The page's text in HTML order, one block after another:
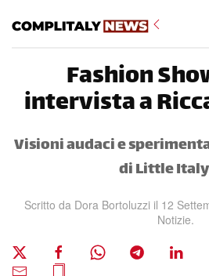
Fashion
intervista a
Visioni audaci e
di Little
Scritto da Dora Bortoluzzi il 12
Notizie.